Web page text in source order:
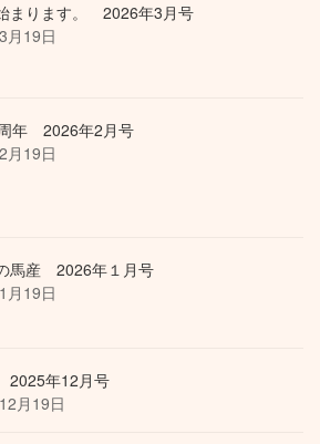
まります。 2026年3月号
月19日
年 2026年2月号
月19日
馬産 2026年１月号
月19日
年12月号
月19日